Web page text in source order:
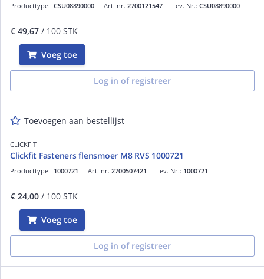
Art. nr. 2700121547
Producttype: CSU08890000 Lev. Nr.: CSU08890000
€ 49,67 / 100 STK
Voeg toe
Log in of registreer
Toevoegen aan bestellijst
CLICKFIT
Clickfit Fasteners flensmoer M8 RVS 1000721
Art. nr. 2700507421
Producttype: 1000721 Lev. Nr.: 1000721
€ 24,00 / 100 STK
Voeg toe
Log in of registreer